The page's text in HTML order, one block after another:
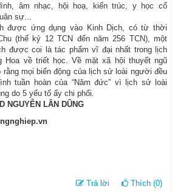
âm nhạc, hội hoạ, kiến trúc, y học cổ
sự...
được ứng dụng vào Kinh Dịch, có từ thời
(thế kỷ 12 TCN đến năm 256 TCN), một
được coi là tác phẩm vĩ đại nhất trong lịch
Hoa về triết học. Về mặt xã hội thuyết ngũ
rằng mọi biến động của lịch sử loài người đều
tuần hoàn của “Năm đức” vì lịch sử loài
do 5 yếu tố ấy chi phối.
NGUYỄN LÂN DŨNG
Trả lời Thích (0)